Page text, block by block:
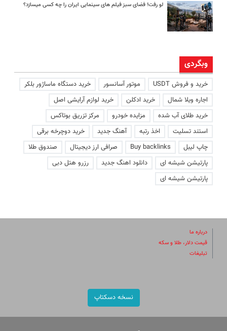
لو رفت! فضای سبز فیلم های سینمایی ایران را چه کسی میسازد؟
وبگردی
خرید و فروش USDT موتور آسانسور
خرید دستگاه ماساژور بلکر
اجاره ویلا شمال
خرید ادکلن
خرید لوازم آرایشی اصل
خرید طلای آب شده
مزایده خودرو
مرکز تزریق بوتاکس
استند تسلیت
اخذ رتبه آهنگ جدید
خرید دوچرخه برقی
چاپ لیبل
Buy backlinks صرافی ارز دیجیتال
صندوق طلا
پارتیشن شیشه ای
دانلود اهنگ جدید
رزرو هتل دبی
پارتیشن شیشه ای
درباره ما
قیمت دلار، طلا و سکه
تبلیغات
نسخه دسکتاپ